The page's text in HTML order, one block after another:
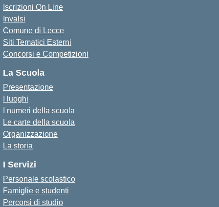
Iscrizioni On Line
Invalsi
Comune di Lecce
Siti Tematici Esterni
Concorsi e Competizioni
La Scuola
Presentazione
I luoghi
I numeri della scuola
Le carte della scuola
Organizzazione
La storia
I Servizi
Personale scolastico
Famiglie e studenti
Percorsi di studio